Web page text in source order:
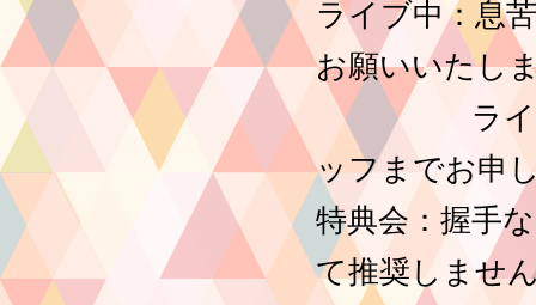
ライブ中：息
お願いいたし
ライブ中に
ッフまでお申
特典会：握手
て推奨しませ